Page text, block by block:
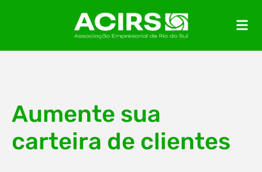
Aumente sua
carteira de clientes